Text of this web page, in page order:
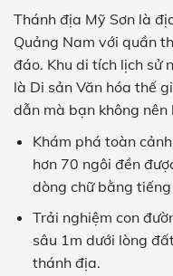
Thánh địa Mỹ Sơn là
Quảng Nam với quần
đáo. Khu di tích lịch sử
là Di sản Văn hóa thế
dẫn mà bạn không
Khám phá toàn
hơn 70 ngôi đền
dòng chữ bằng
Trải nghiệm con
sâu 1m dưới lòng
thánh địa.